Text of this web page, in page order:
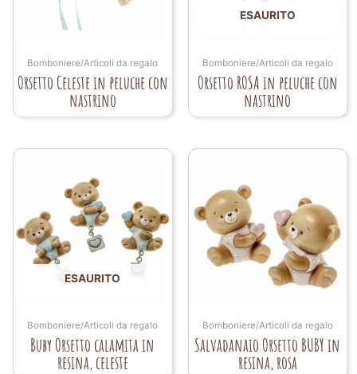
Bomboniere/Articoli da regalo
Orsetto Celeste in peluche con
nastrino
ESAURITO
Bomboniere/Articoli da regalo
Orsetto ROSA in peluche con
nastrino
ESAURITO
Bomboniere/Articoli da regalo
Buby Orsetto calamita in
resina, celeste
Bomboniere/Articoli da regalo
Salvadanaio Orsetto BUBY in
resina, rosa